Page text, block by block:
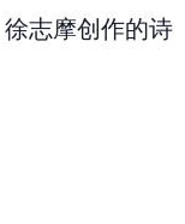
徐志摩创作的诗